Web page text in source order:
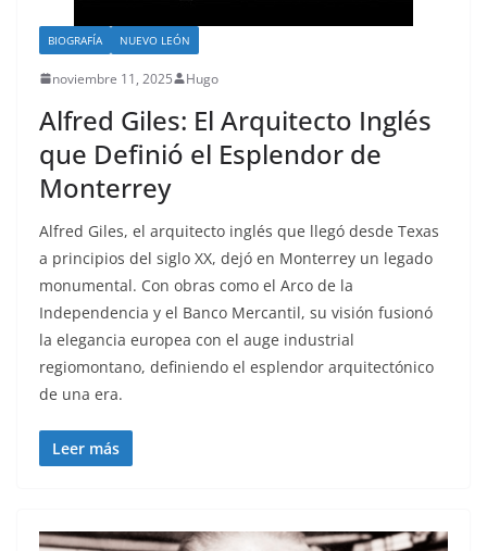
BIOGRAFÍA NUEVO LEÓN
noviembre 11, 2025 Hugo
Alfred Giles: El Arquitecto Inglés
que Definió el Esplendor de
Monterrey
Alfred Giles, el arquitecto inglés que llegó desde Texas
a principios del siglo XX, dejó en Monterrey un legado
monumental. Con obras como el Arco de la
Independencia y el Banco Mercantil, su visión fusionó
la elegancia europea con el auge industrial
regiomontano, definiendo el esplendor arquitectónico
de una era.
Leer más